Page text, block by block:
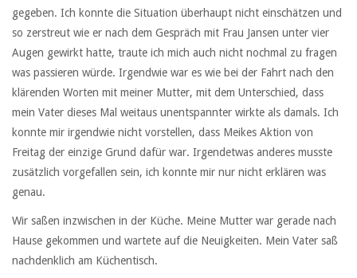
gegeben. Ich konnte die Situation überhaupt nicht einschätzen und
so zerstreut wie er nach dem Gespräch mit Frau Jansen unter vier
Augen gewirkt hatte, traute ich mich auch nicht nochmal zu fragen
was passieren würde. Irgendwie war es wie bei der Fahrt nach den
klärenden Worten mit meiner Mutter, mit dem Unterschied, dass
mein Vater dieses Mal weitaus unentspannter wirkte als damals. Ich
konnte mir irgendwie nicht vorstellen, dass Meikes Aktion von
Freitag der einzige Grund dafür war. Irgendetwas anderes musste
zusätzlich vorgefallen sein, ich konnte mir nur nicht erklären was
genau.
Wir saßen inzwischen in der Küche. Meine Mutter war gerade nach
Hause gekommen und wartete auf die Neuigkeiten. Mein Vater saß
nachdenklich am Küchentisch.